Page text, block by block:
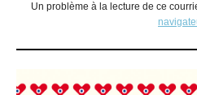
Un problème à la lecture de ce